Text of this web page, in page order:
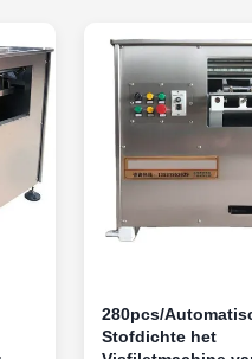
280pcs/
Stofdichte het